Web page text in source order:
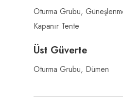
Oturma Grubu,
Kapanır Tente
Üst Güverte
Oturma Grubu, Dümen